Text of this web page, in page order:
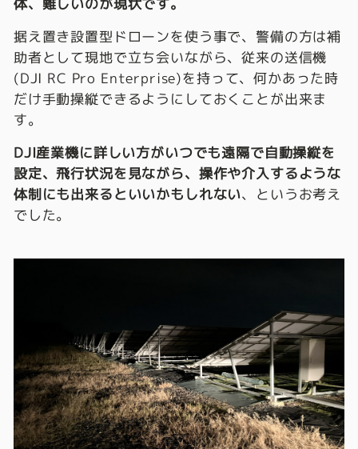
体、難しいのが現状です。
据え置き設置型ドローンを使う事で、警備の方は補
助者として現地で立ち会いながら、従来の送信機
(DJI RC Pro Enterprise)を持って、何かあった時
だけ手動操縦できるようにしておくことが出来ま
す。
DJI産業機に詳しい方がいつでも遠隔で自動操縦を
設定、飛行状況を見ながら、操作や介入するような
体制にも出来るといいかもしれない、というお考え
でした。